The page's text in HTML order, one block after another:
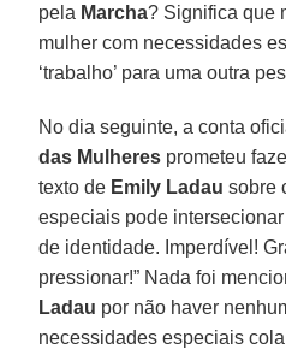
pela Marcha? Significa que
mulher com necessidades
‘trabalho’ para uma outra
No dia seguinte, a conta
das Mulheres prometeu
texto de Emily Ladau sobre
especiais pode
de identidade. Imperdível!
pressionar!” Nada foi
Ladau por não haver
necessidades especiais